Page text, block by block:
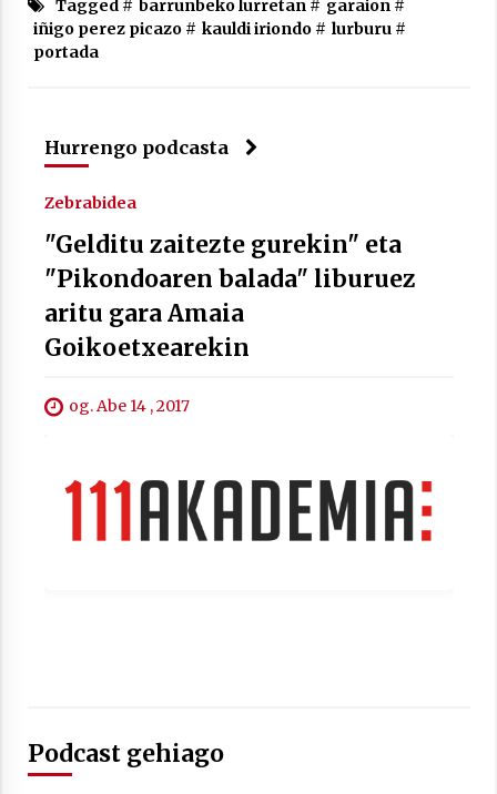
Arrosaren laburpen bideoa Hamaika
Tagged # barrunbeko lurretan# garaion#
iñigo perez picazo# kauldi iriondo# lurburu#
portada
Hurrengo podcasta
Zebrabidea
"Gelditu zaitezte gurekin" eta
"Pikondoaren balada" liburuez
aritu gara Amaia
Goikoetxearekin
og. Abe 14 , 2017
Podcast gehiago